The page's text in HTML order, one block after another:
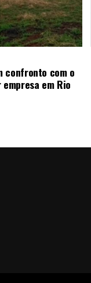
confronto com o
em Rio